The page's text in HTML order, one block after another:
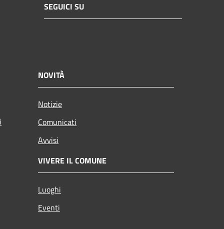
SEGUICI SU
NOVITÀ
Notizie
Comunicati
Avvisi
VIVERE IL COMUNE
Luoghi
Eventi